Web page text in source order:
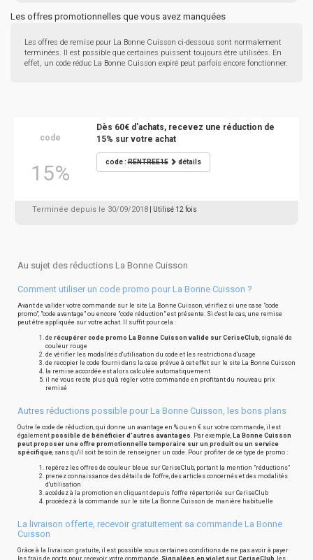
Les offres promotionnelles que vous avez manquées
Les offres de remise pour La Bonne Cuisson ci-dessous sont normalement
terminées. Il est possible que certaines puissent toujours être utilisées. En
effet, un code réduc La Bonne Cuisson expiré peut parfois encore fonctionner.
code
15%
Dès 60€ d'achats, recevez une réduction de
15% sur votre achat
code :RENTREE15 détails
Terminée depuis le 30/09/2018 | Utilisé 12 fois
Au sujet des réductions La Bonne Cuisson
Comment utiliser un code promo pour La Bonne Cuisson ?
Avant de valider votre commande sur le site La Bonne Cuisson, vérifiez si une case "code
promo", "code avantage" ou encore "code réduction" est présente. Si c'est le cas, une remise
peut être appliquée sur votre achat. Il suffit pour cela :
de récupérer code promo La Bonne Cuisson valide sur CeriseClub, signalé de
couleur rouge
de vérifier les modalités d'utilisation du code et les restrictions d'usage
de recopier le code fourni dans la case prévue à cet effet sur le site La Bonne Cuisson
la remise accordée est alors calculée automatiquement
il ne vous reste plus qu'à régler votre commande en profitant du nouveau prix
remisé
Autres réductions possible pour La Bonne Cuisson, les bons plans
Outre le code de réduction, qui donne un avantage en % ou en € sur votre commande, il est
également possible de bénéficier d'autres avantages. Par exemple, La Bonne Cuisson
peut proposer une offre promotionnelle temporaire sur un produit ou un service
spécifique, sans qu'il soit besoin de renseigner un code. Pour profiter de ce type de promo :
repérez les offres de couleur bleue sur CeriseClub, portant la mention "réductions"
prenez connaissance des détails de l'offre, des articles concernés et des modalités
d'utilisation
accédez à la promotion en cliquant depuis l'offre répertoriée sur CeriseClub
procédez à la commande sur le site La Bonne Cuisson de manière habituelle
La livraison offerte, recevoir gratuitement sa commande La Bonne
Cuisson
Grâce à la livraison gratuite, il est possible sous certaines conditions de ne pas avoir à payer
les frais de ports pour recevoir votre commande. Signalées en violet sur CeriseClub, les